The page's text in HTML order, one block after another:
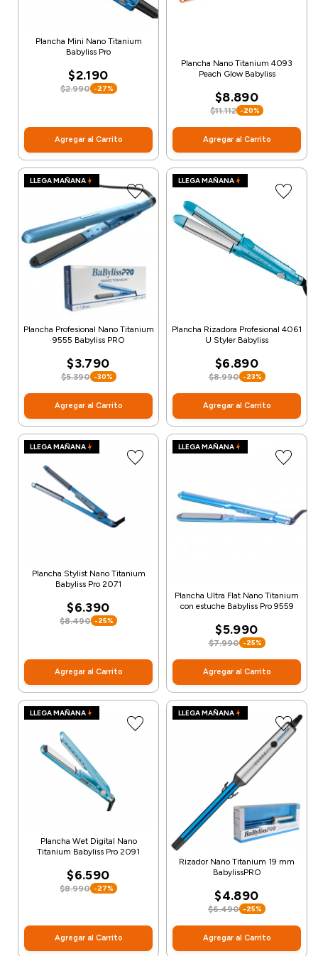
Plancha Mini Nano Titanium
Babyliss Pro
$2.190
$2.990 -27%
Agregar al Carrito
Plancha Nano Titanium 4093
Peach Glow Babyliss
$8.890
$11.112 -20%
Agregar al Carrito
LLEGA MAÑANA
Plancha Profesional Nano Titanium
9555 Babyliss PRO
$3.790
$5.390 -30%
Agregar al Carrito
LLEGA MAÑANA
Plancha Rizadora Profesional 4061
U Styler Babyliss
$6.890
$8.990 -23%
Agregar al Carrito
LLEGA MAÑANA
Plancha Stylist Nano Titanium
Babyliss Pro 2071
$6.390
$8.490 -25%
Agregar al Carrito
LLEGA MAÑANA
Plancha Ultra Flat Nano Titanium
con estuche Babyliss Pro 9559
$5.990
$7.990 -25%
Agregar al Carrito
LLEGA MAÑANA
Plancha Wet Digital Nano
Titanium Babyliss Pro 2091
$6.590
$8.990 -27%
Agregar al Carrito
LLEGA MAÑANA
Rizador Nano Titanium 19 mm
BabylissPRO
$4.890
$6.490 -25%
Agregar al Carrito